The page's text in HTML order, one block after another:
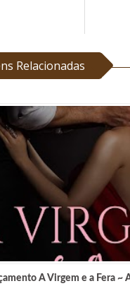
Relacionadas
A Virgem e a Fera ~